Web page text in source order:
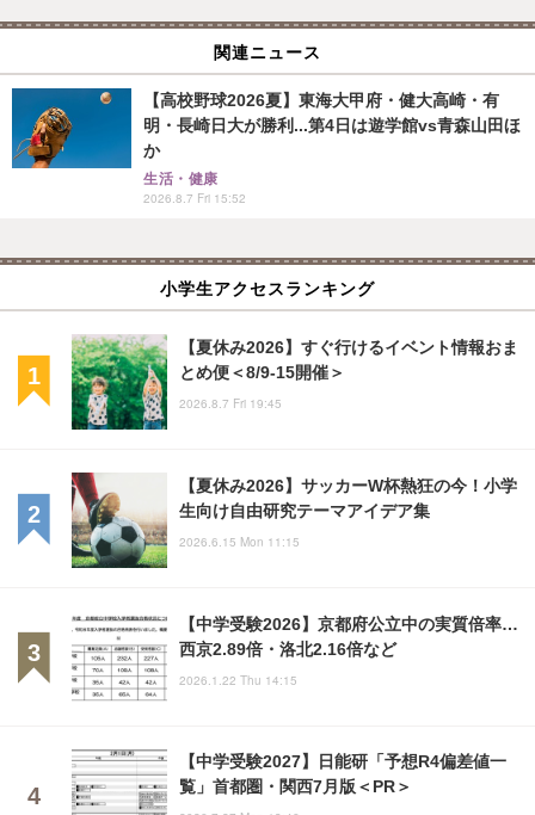
関連ニュース
【高校野球2026夏】東海大甲府・健大高崎・有
明・長崎日大が勝利...第4日は遊学館vs青森山田ほ
か
生活・健康
2026.8.7 Fri 15:52
小学生アクセスランキング
【夏休み2026】すぐ行けるイベント情報おま
とめ便＜8/9-15開催＞
2026.8.7 Fri 19:45
【夏休み2026】サッカーW杯熱狂の今！小学
生向け自由研究テーマアイデア集
2026.6.15 Mon 11:15
【中学受験2026】京都府公立中の実質倍率…
西京2.89倍・洛北2.16倍など
2026.1.22 Thu 14:15
【中学受験2027】日能研「予想R4偏差値一
覧」首都圏・関西7月版＜PR＞